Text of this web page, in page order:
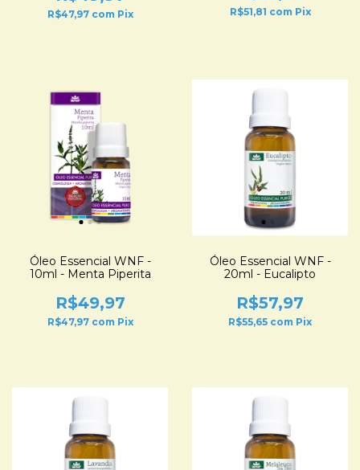
R$47,97 com Pix R$51,81 com Pix
Óleo Essencial WNF -
10ml - Menta Piperita
R$49,97
R$47,97 com Pix
Óleo Essencial WNF -
20ml - Eucalipto
R$57,97
R$55,65 com Pix